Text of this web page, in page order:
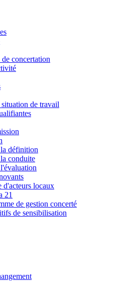
de concertation
de travail
définition
conduite
d'acteurs locaux
21
de gestion concerté
de sensibilisation